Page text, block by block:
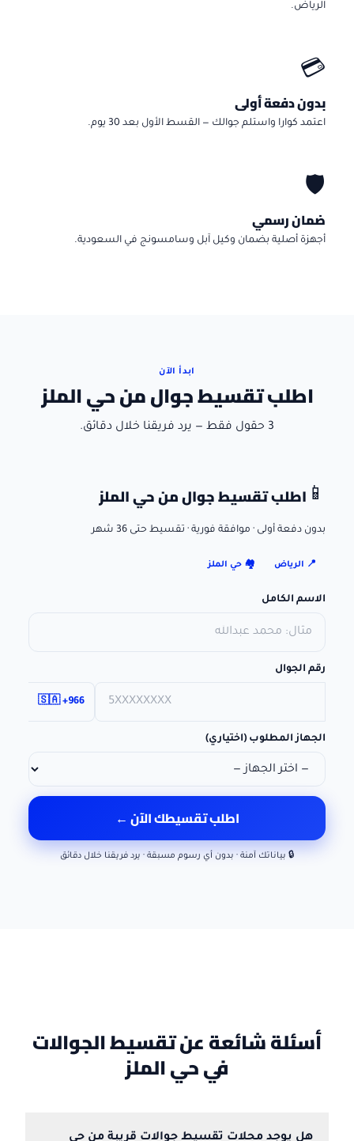
الرياض.
💳
بدون دفعة أولى
اعتمد كوارا واستلم جوالك — القسط الأول بعد 30 يوم.
🛡️
ضمان رسمي
أجهزة أصلية بضمان وكيل آبل وسامسونج في السعودية.
ابدأ الآن
اطلب تقسيط جوال من حي الملز
3 حقول فقط — يرد فريقنا خلال دقائق.
📱 اطلب تقسيط جوالمن حي الملز
بدون دفعة أولى · موافقة فورية · تقسيط حتى 36 شهر
📍 الرياض 🏘️ حي الملز
الاسم الكامل
رقم الجوال
🇸🇦 +966
الجهاز المطلوب (اختياري)
اطلب تقسيطك الآن ←
🔒 بياناتك آمنة · بدون أي رسوم مسبقة · يرد فريقنا خلال دقائق
أسئلة شائعة عن تقسيط الجوالات
في حي الملز
هل يوجد محلات تقسيط جوالات قريبة من حي